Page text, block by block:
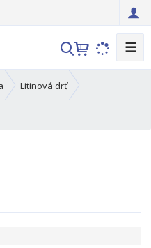
V
h
☰
Litinová drť